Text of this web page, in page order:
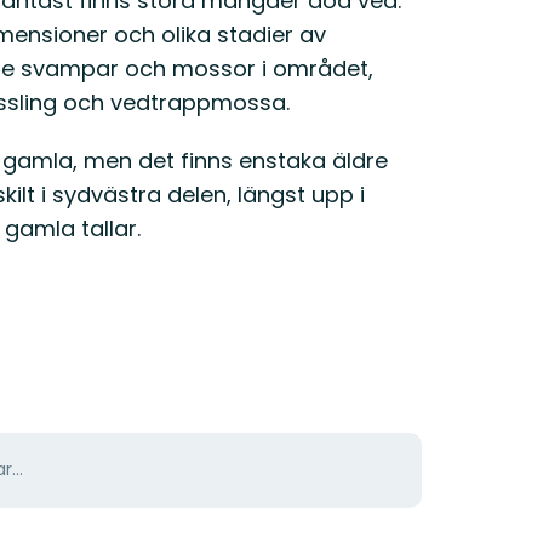
och olika stadier av
svampar och mossor i området,
och vedtrappmossa.
men det finns enstaka äldre
i sydvästra delen, längst upp i
tallar.